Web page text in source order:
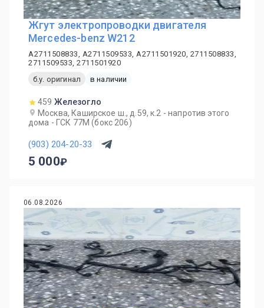
Жгут электропроводки двигателя
Mercedes-benz W212
A2711508833, A2711509533, A2711501920, 2711508833,
2711509533, 2711501920
б.у. оригинал
в наличии
459 Железогло
Москва, Каширское ш., д.59, к.2 - напротив этого
дома - ГСК 77М (бокс 206)
(903) 204-20-33
5 000
06.08.2026